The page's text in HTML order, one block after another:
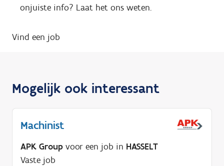
onjuiste info? Laat het ons weten.
Vind een job
Mogelijk ook interessant
Machinist
APK Group voor een job in HASSELT
Vaste job